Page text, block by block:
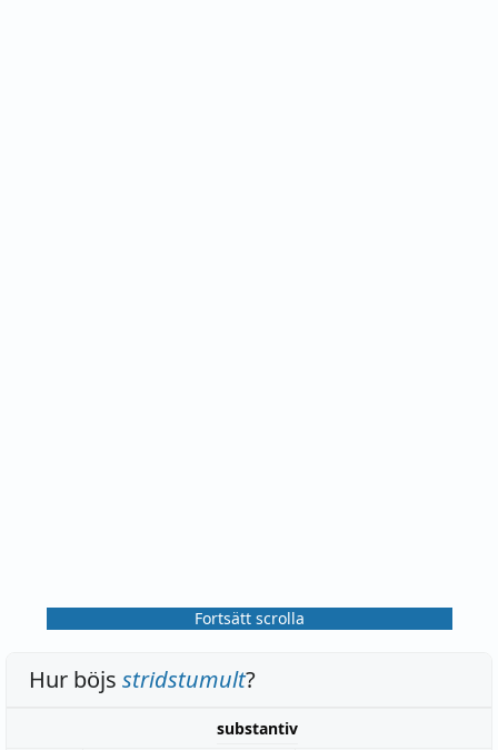
Fortsätt scrolla
Hur böjs stridstumult?
substantiv